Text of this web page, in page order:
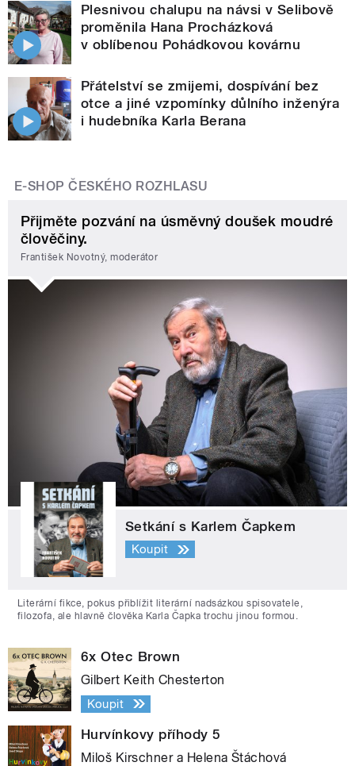
Plesnivou chalupu na návsi v Selibově
proměnila Hana Procházková
v oblíbenou Pohádkovou kovárnu
Přátelství se zmijemi, dospívání bez
otce a jiné vzpomínky důlního inženýra
i hudebníka Karla Berana
E-SHOP ČESKÉHO ROZHLASU
Přijměte pozvání na úsměvný doušek moudré
člověčiny.
František Novotný, moderátor
Setkání s Karlem Čapkem
Koupit
Literární fikce, pokus přiblížit literární nadsázkou spisovatele,
filozofa, ale hlavně člověka Karla Čapka trochu jinou formou.
6x Otec Brown
Gilbert Keith Chesterton
Koupit
Hurvínkovy příhody 5
Miloš Kirschner a Helena Štáchová